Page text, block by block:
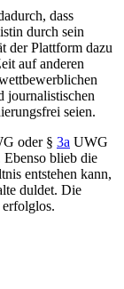
dass
durch sein
der Plattform dazu
auf anderen
journalistischen
seien.
oder § 3a UWG
blieb die
entstehen kann,
duldet. Die